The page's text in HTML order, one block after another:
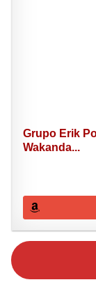
Grupo Erik
Wakanda...